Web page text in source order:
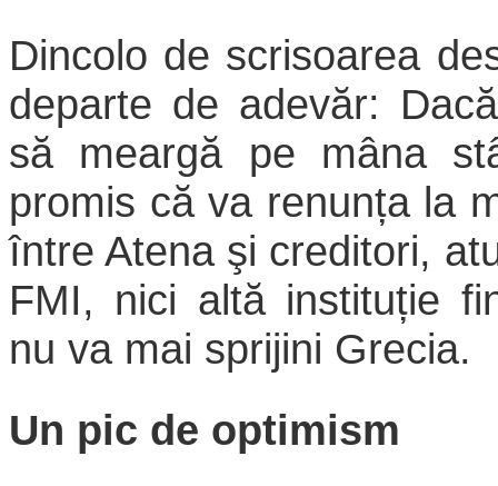
Dincolo de scrisoarea
departe de adevăr:
să meargă pe mâna
promis că va renunța la
între Atena şi creditori,
FMI, nici altă instituție
nu va mai sprijini Grecia.
Un pic de optimism